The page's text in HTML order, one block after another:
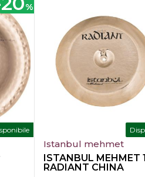
%
Istanbul mehmet
ISTANBUL MEHMET
RADIANT CHINA